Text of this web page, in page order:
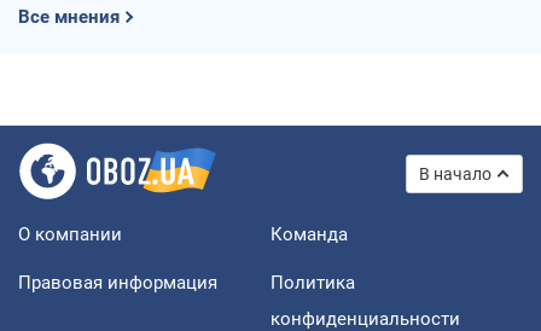
Все мнения
В начало
О компании Команда
Правовая информация
Политика
конфиденциальности